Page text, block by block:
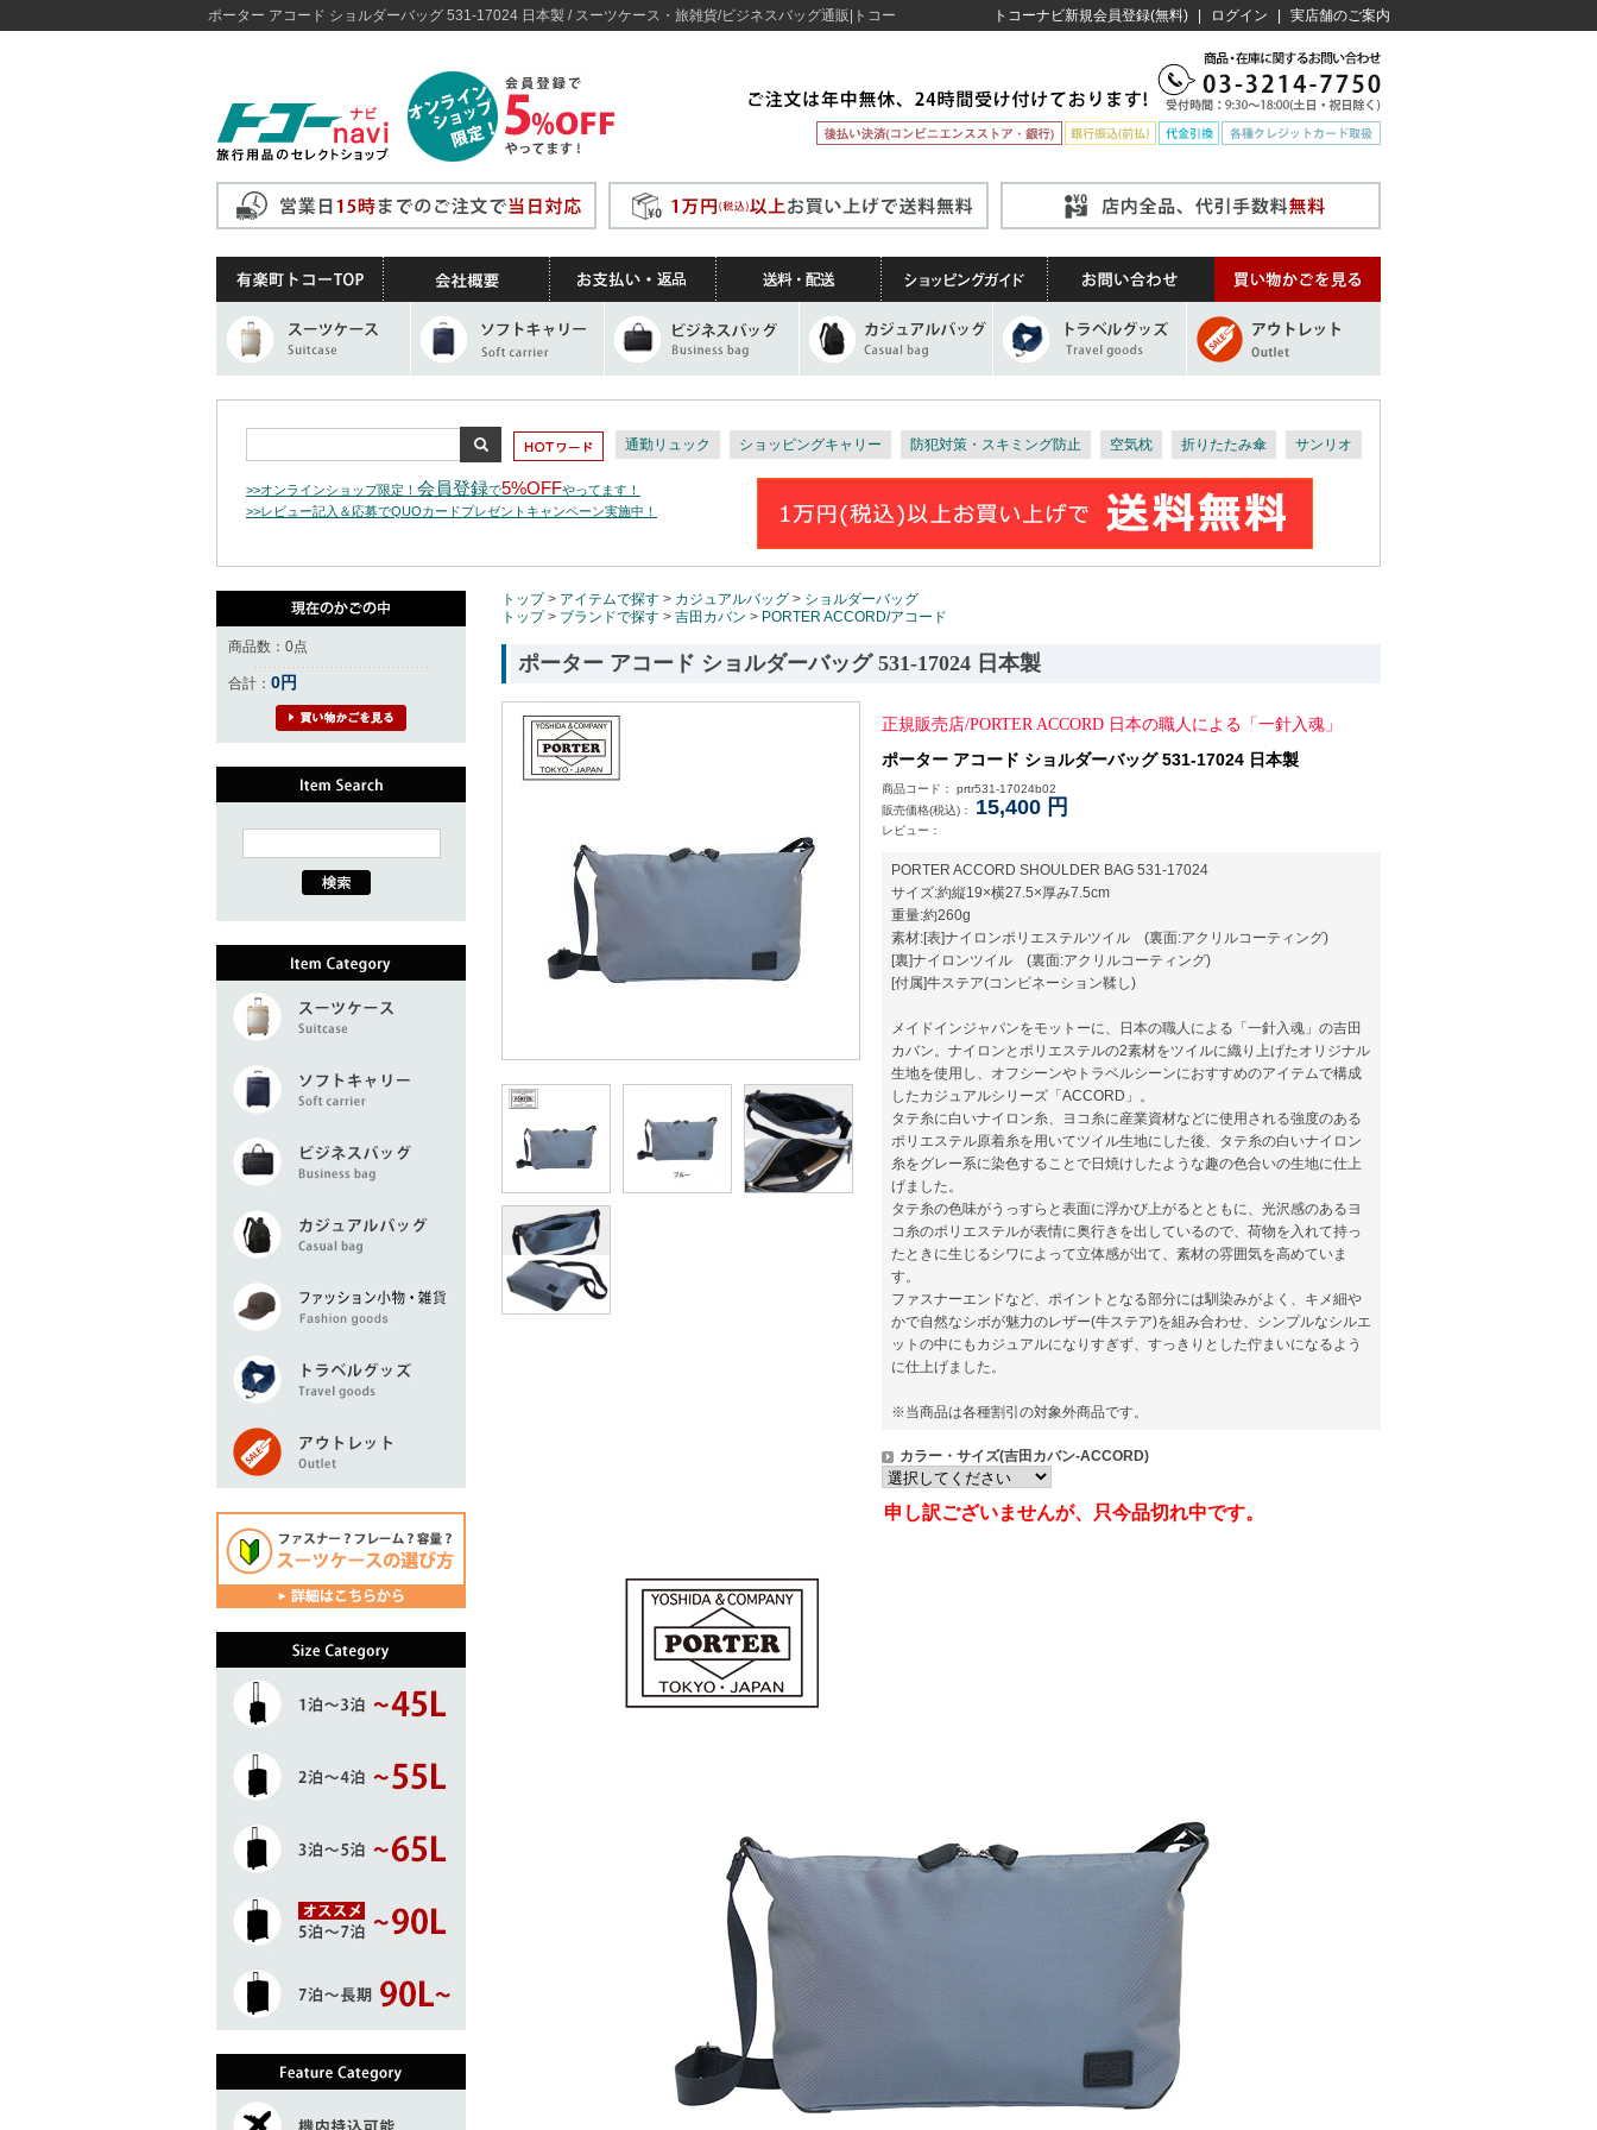
ポーター アコード ショルダーバッグ 531-17024 日本製 / スーツケース・旅雑貨/ビジネスバッグ通販|トコー トコーナビ新規会員登録(無料) ログイン 実店舗のご案内
通勤リュック ショッピングキャリー 防犯対策・スキミング防止 空気枕 折りたたみ傘 サンリオ
>>オンラインショップ限定！ 会員登録で5%OFFやってます！
>>レビュー記入＆応募でQUOカードプレゼントキャンペーン実施中！
商品数：0点
合計： 0円
トップ> アイテムで探す > カジュアルバッグ > ショルダーバッグ
トップ> ブランドで探す > 吉田カバン > PORTER ACCORD/アコード
ポーター アコード ショルダーバッグ 531-17024 日本製
正規販売店/PORTER ACCORD 日本の職人による「一針入魂」
ポーター アコード ショルダーバッグ 531-17024 日本製
商品コード： prtr531-17024b02
販売価格(税込)：
15,400 円
レビュー：
PORTER ACCORD SHOULDER BAG 531-17024
サイズ:約縦19×横27.5×厚み7.5cm
重量:約260g
素材:[表]ナイロンポリエステルツイル (裏面:アクリルコーティング)
[裏]ナイロンツイル (裏面:アクリルコーティング)
[付属]牛ステア(コンビネーション鞣し)
メイドインジャパンをモットーに、日本の職人による「一針入魂」の吉田
カバン。ナイロンとポリエステルの2素材をツイルに織り上げたオリジナル
生地を使用し、オフシーンやトラベルシーンにおすすめのアイテムで構成
したカジュアルシリーズ「ACCORD」。
タテ糸に白いナイロン糸、ヨコ糸に産業資材などに使用される強度のある
ポリエステル原着糸を用いてツイル生地にした後、タテ糸の白いナイロン
糸をグレー系に染色することで日焼けしたような趣の色合いの生地に仕上
げました。
タテ糸の色味がうっすらと表面に浮かび上がるとともに、光沢感のあるヨ
コ糸のポリエステルが表情に奥行きを出しているので、荷物を入れて持っ
たときに生じるシワによって立体感が出て、素材の雰囲気を高めていま
す。
ファスナーエンドなど、ポイントとなる部分には馴染みがよく、キメ細や
かで自然なシボが魅力のレザー(牛ステア)を組み合わせ、シンプルなシルエ
ットの中にもカジュアルになりすぎず、すっきりとした佇まいになるよう
に仕上げました。
※当商品は各種割引の対象外商品です。
カラー・サイズ(吉田カバン-ACCORD)
申し訳ございませんが、只今品切れ中です。